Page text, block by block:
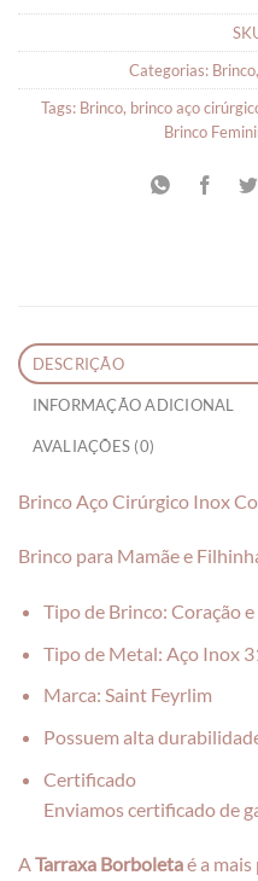
Categorias: Brinco,
Tags: Brinco, brinco aço
Brinco
DESCRIÇÃO
INFORMAÇÃO ADICIONAL
AVALIAÇÕES (0)
Brinco Aço Cirúrgico Inox
Brinco para Mamãe e
Tipo de Brinco: Coração
Tipo de Metal: Aço Inox
Marca: Saint Feyrlim
Possuem alta
Certificado
Enviamos certificado de
ATarraxa Borboletaé a